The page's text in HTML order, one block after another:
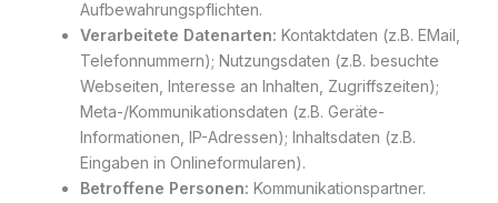
Aufbewahrungspflichten.
Verarbeitete Datenarten: Kontaktdaten (z.B. EMail,
Telefonnummern); Nutzungsdaten (z.B. besuchte
Webseiten, Interesse an Inhalten, Zugriffszeiten);
Meta-/Kommunikationsdaten (z.B. Geräte-
Informationen, IP-Adressen); Inhaltsdaten (z.B.
Eingaben in Onlineformularen).
Betroffene Personen: Kommunikationspartner.